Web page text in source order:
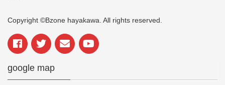
Copyright ©Bzone hayakawa. All rights reserved.
google map